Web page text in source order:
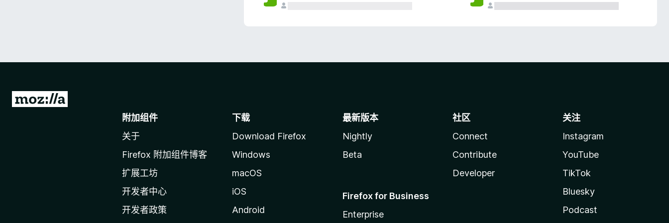
转
附加组件
关于
Firefox 附加组件博客
扩展工坊
开发者中心
开发者政策
下载
Download Firefox
Windows
macOS
iOS
Android
最新版本
Nightly
Beta
Firefox for Business
Enterprise
社区
Connect
Contribute
Developer
关注
Instagram
YouTube
TikTok
Bluesky
Podcast